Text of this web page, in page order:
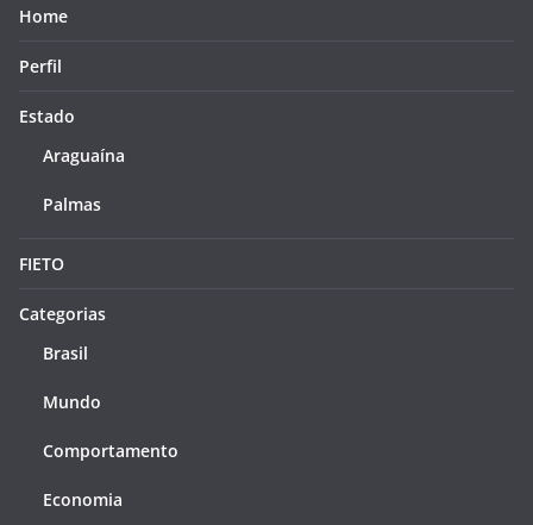
Home
Perfil
Estado
Araguaína
Palmas
FIETO
Categorias
Brasil
Mundo
Comportamento
Economia